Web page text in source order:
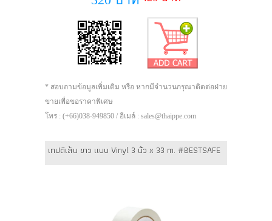
* สอบถามข้อมูลเพิ่มเติม หรือ หากมีจำนวนกรุณาติดต่อฝ่าย
ขายเพื่อขอราคาพิเศษ
โทร : (+66)038-949850 / อีเมล์ : sales@thaippe.com
เทปตีเส้น ขาว แบบ Vinyl 3 นิ้ว x 33 m. #BESTSAFE